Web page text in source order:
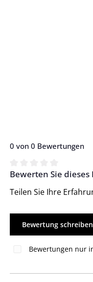
0 von 0 Bewertungen
Durchschnittliche
Bewerten Sie dieses
Teilen Sie Ihre
Bewertung schreiben
Bewertungen nur